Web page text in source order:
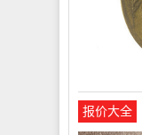
报价大全